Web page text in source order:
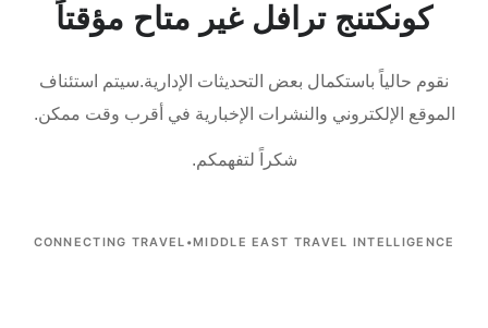
كونكتنج ترافل غير متاح مؤقتاً
نقوم حالياً باستكمال بعض التحديثات الإدارية.سيتم استئناف
الموقع الإلكتروني والنشرات الإخبارية في أقرب وقت ممكن.
شكراً لتفهمكم.
CONNECTING TRAVEL •MIDDLE EAST TRAVEL INTELLIGENCE